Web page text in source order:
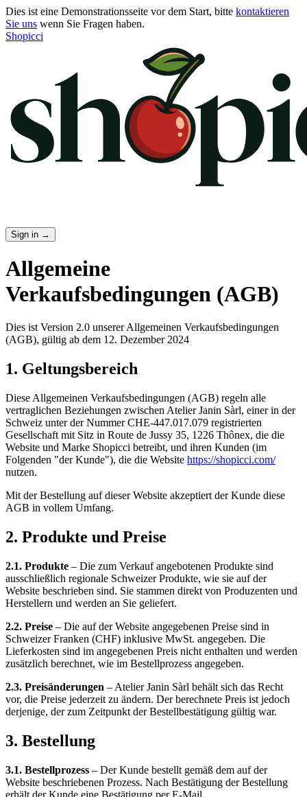
Dies ist eine Demonstrationsseite vor dem Start, bitte kontaktieren
Sie uns wenn Sie Fragen haben.
Shopicci
Sign in →
Allgemeine
Verkaufsbedingungen (AGB)
Dies ist Version 2.0 unserer Allgemeinen Verkaufsbedingungen
(AGB), gültig ab dem 12. Dezember 2024
1. Geltungsbereich
Diese Allgemeinen Verkaufsbedingungen (AGB) regeln alle
vertraglichen Beziehungen zwischen Atelier Janin Sàrl, einer in der
Schweiz unter der Nummer CHE-447.017.079 registrierten
Gesellschaft mit Sitz in Route de Jussy 35, 1226 Thônex, die die
Website und Marke Shopicci betreibt, und ihren Kunden (im
Folgenden "der Kunde"), die die Website https://shopicci.com/
nutzen.
Mit der Bestellung auf dieser Website akzeptiert der Kunde diese
AGB in vollem Umfang.
2. Produkte und Preise
2.1. Produkte – Die zum Verkauf angebotenen Produkte sind
ausschließlich regionale Schweizer Produkte, wie sie auf der
Website beschrieben sind. Sie stammen direkt von Produzenten und
Herstellern und werden an Sie geliefert.
2.2. Preise – Die auf der Website angegebenen Preise sind in
Schweizer Franken (CHF) inklusive MwSt. angegeben. Die
Lieferkosten sind im angegebenen Preis nicht enthalten und werden
zusätzlich berechnet, wie im Bestellprozess angegeben.
2.3. Preisänderungen – Atelier Janin Sàrl behält sich das Recht
vor, die Preise jederzeit zu ändern. Der berechnete Preis ist jedoch
derjenige, der zum Zeitpunkt der Bestellbestätigung gültig war.
3. Bestellung
3.1. Bestellprozess – Der Kunde bestellt gemäß dem auf der
Website beschriebenen Prozess. Nach Bestätigung der Bestellung
erhält der Kunde eine Bestätigung per E-Mail.